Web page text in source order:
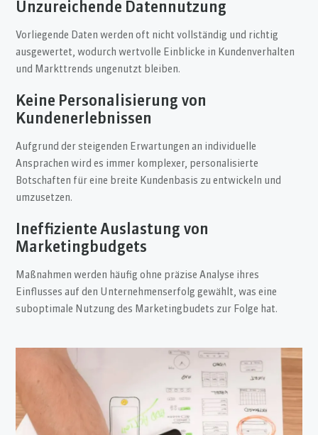
Unzureichende Datennutzung
Vorliegende Daten werden oft nicht vollständig und richtig
ausgewertet, wodurch wertvolle Einblicke in Kundenverhalten
und Markttrends ungenutzt bleiben.
Keine Personalisierung von
Kundenerlebnissen
Aufgrund der steigenden Erwartungen an individuelle
Ansprachen wird es immer komplexer, personalisierte
Botschaften für eine breite Kundenbasis zu entwickeln und
umzusetzen.
Ineffiziente Auslastung von
Marketingbudgets
Maßnahmen werden häufig ohne präzise Analyse ihres
Einflusses auf den Unternehmenserfolg gewählt, was eine
suboptimale Nutzung des Marketingbudets zur Folge hat.